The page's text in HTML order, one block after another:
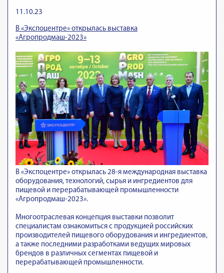
11.10.23
В «Экспоцентре» открылась выставка
«Агропродмаш-2023»
В «Экспоцентре» открылась 28-я международная выставка
оборудования, технологий, сырья и ингредиентов для
пищевой и перерабатывающей промышленности
«Агропродмаш-2023».
Многоотраслевая концепция выставки позволит
специалистам ознакомиться с продукцией российских
производителей пищевого оборудования и ингредиентов,
а также последними разработками ведущих мировых
брендов в различных сегментах пищевой и
перерабатывающей промышленности.